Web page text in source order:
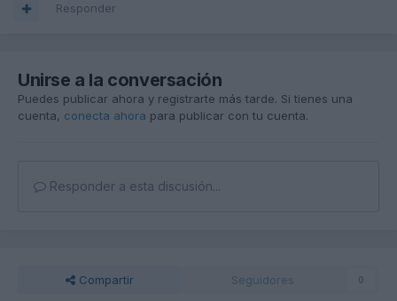
Responder
Unirse a la conversación
Puedes publicar ahora y registrarte más tarde. Si tienes una
cuenta, conecta ahora para publicar con tu cuenta.
Responder a esta discusión...
Compartir Seguidores 0